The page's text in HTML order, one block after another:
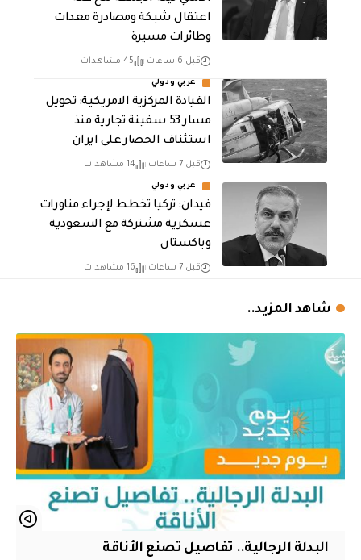
اعتقال شبكة ومصادرة معدات
وطائرات مسيرة
قبل 6 ساعات 45 مشاهدات
عربي ودولي
القيادة المركزية الامريكية: تحويل
مسار 53 سفينة تجارية منذ
استئناف الحصار على ايران
قبل 7 ساعات 14 مشاهدات
عربي ودولي
فيدان: تركيا تخطط لإجراء مناورات
عسكرية مشتركة مع السعودية
وباكستان
قبل 7 ساعات 16 مشاهدات
شاهد المزيد..
البدلة الرجالية.. تفاصيل تصنع الأناقة